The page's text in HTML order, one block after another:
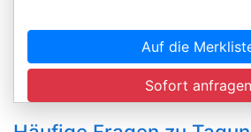
Auf die
Sofort anfragen